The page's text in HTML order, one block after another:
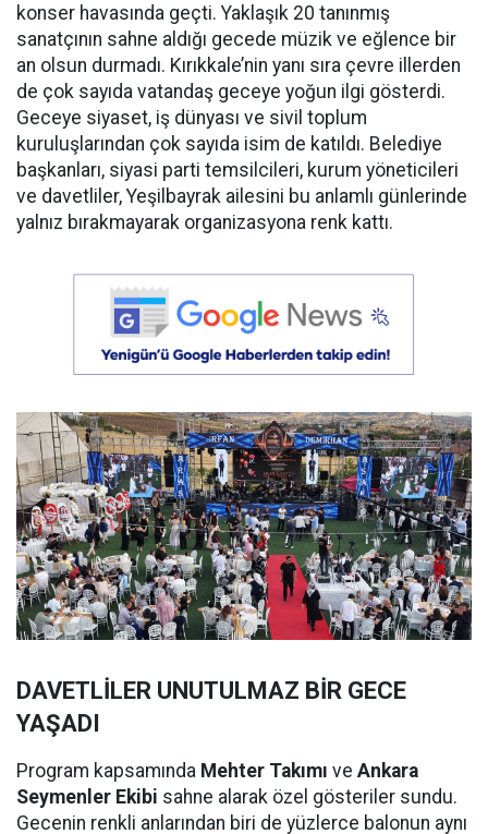
konser havasında geçti. Yaklaşık 20 tanınmış
sanatçının sahne aldığı gecede müzik ve eğlence bir
an olsun durmadı. Kırıkkale’nin yanı sıra çevre illerden
de çok sayıda vatandaş geceye yoğun ilgi gösterdi.
Geceye siyaset, iş dünyası ve sivil toplum
kuruluşlarından çok sayıda isim de katıldı. Belediye
başkanları, siyasi parti temsilcileri, kurum yöneticileri
ve davetliler, Yeşilbayrak ailesini bu anlamlı günlerinde
yalnız bırakmayarak organizasyona renk kattı.
DAVETLİLER UNUTULMAZ BİR GECE
YAŞADI
Program kapsamında Mehter Takımı ve Ankara
Seymenler Ekibi sahne alarak özel gösteriler sundu.
Gecenin renkli anlarından biri de yüzlerce balonun aynı